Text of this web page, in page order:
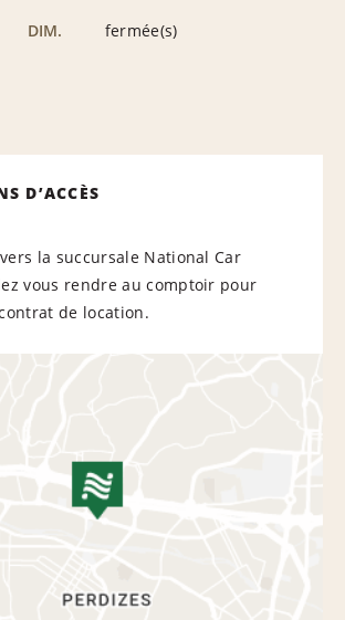
DIM.
fermée(s)
D’ACCÈS
la succursale National Car
vous rendre au comptoir pour
de location.